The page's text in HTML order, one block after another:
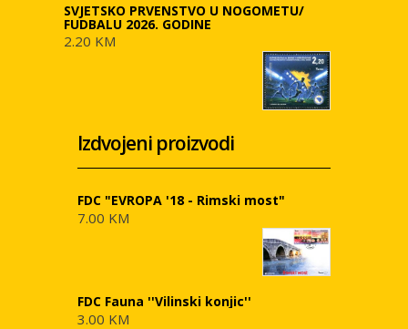
SVJETSKO PRVENSTVO U NOGOMETU/
FUDBALU 2026. GODINE
2.20 KM
Izdvojeni proizvodi
FDC "EVROPA '18 - Rimski most"
7.00 KM
FDC Fauna ''Vilinski konjic''
3.00 KM